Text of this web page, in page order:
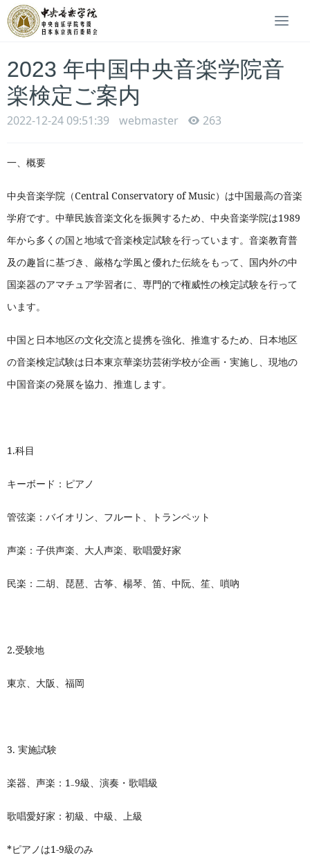
2023 年中国中央音楽学院音
楽検定ご案内
2022-12-24 09:51:39 webmaster 263
一、概要
中央音楽学院（Central Conservatory of Music）は中国最高の音楽
学府です。中華民族音楽文化を振興するため、中央音楽学院は1989
年から多くの国と地域で音楽検定試験を行っています。 音楽教育普
及の趣旨に基づき、厳格な学風と優れた伝統をもって、国内外の中
国楽器のアマチュア学習者に、専門的で権威性の検定試験を行って
います。
中国と日本地区の文化交流と提携を強化、推進するため、日本地区
の音楽検定試験は日本東京華楽坊芸術学校が企画・実施し、現地の
中国音楽の発展を協力、推進します。
1.科目
キーボード：ピアノ
管弦楽：バイオリン、フルート、トランペット
声楽：子供声楽、大人声楽、歌唱愛好家
民楽：二胡、琵琶、古筝、楊琴、笛、中阮、笙、嗩吶
2.受験地
東京、大阪、福岡
3. 実施試験
楽器、声楽：1₋9級、演奏・ 歌唱級
歌唱愛好家：初級、中級、上級
*ピアノは1-9級のみ